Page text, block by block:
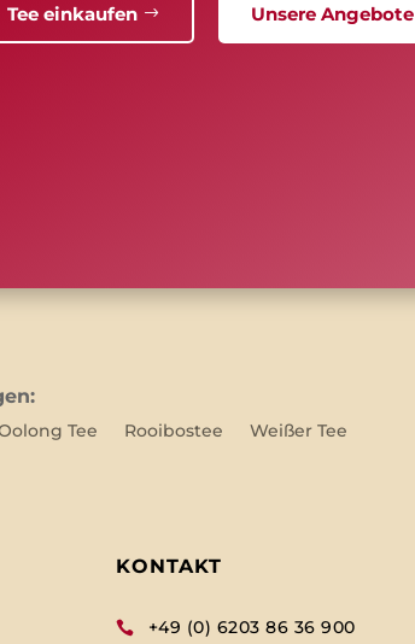
Tee einkaufen Unsere Angebote
Tee Rooibostee Weißer Tee
KONTAKT
 +49 (0) 6203 86 36 900